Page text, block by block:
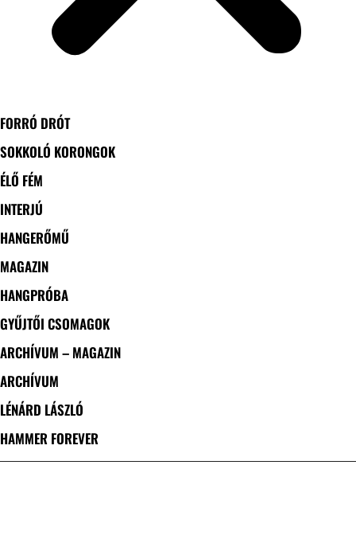
FORRÓ DRÓT
SOKKOLÓ KORONGOK
ÉLŐ FÉM
INTERJÚ
HANGERŐMŰ
MAGAZIN
HANGPRÓBA
GYŰJTŐI CSOMAGOK
ARCHÍVUM – MAGAZIN
ARCHÍVUM
LÉNÁRD LÁSZLÓ
HAMMER FOREVER